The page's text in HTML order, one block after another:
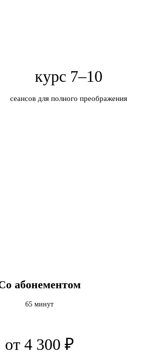
курс 7–10
сеансов для полного преображения
абонементом
65 минут
от 4 300 ₽